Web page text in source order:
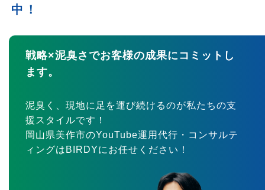
中！
戦略×泥臭さでお客様の成果にコミットし
ます。
泥臭く、現地に足を運び続けるのが私たちの支
援スタイルです！
岡山県美作市のYouTube運用代行・コンサルテ
ィングはBIRDYにお任せください！